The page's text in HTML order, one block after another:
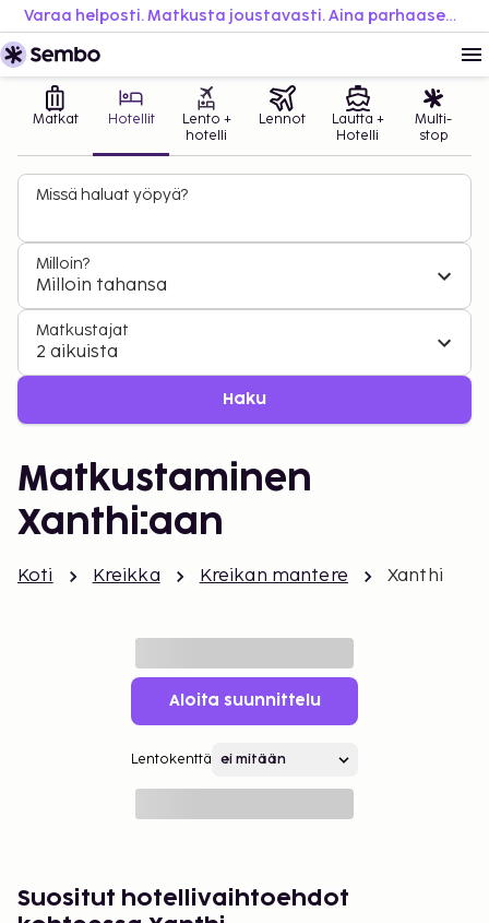
Varaa helposti. Matkusta joustavasti. Aina parhaaseen hintaan.
Matkat Hotellit
Lento +
hotelli
Lennot
Lautta +
Hotelli
Multi-
stop
Missä haluat yöpyä?
Milloin?
Milloin tahansa
Matkustajat
2 aikuista
Haku
Matkustaminen
Xanthi:aan
Koti Kreikka Kreikan mantere Xanthi
Aloita suunnittelu
Lentokenttä
Suositut hotellivaihtoehdot